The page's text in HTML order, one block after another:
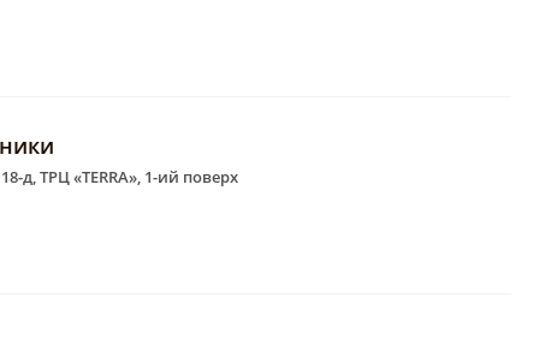
д, ТРЦ «TERRA», 1-ий поверх